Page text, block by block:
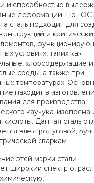
и способностью
деформации. По
сталь подходит для
и критически
условиях, таких как
хлорсодержащие и
среды, а также при
температурах.
находит в
для производства
каучука, изопрена
кислоты. Данная сталь
электродуговой,
сваркам.
этой марки стали
широкий спектр